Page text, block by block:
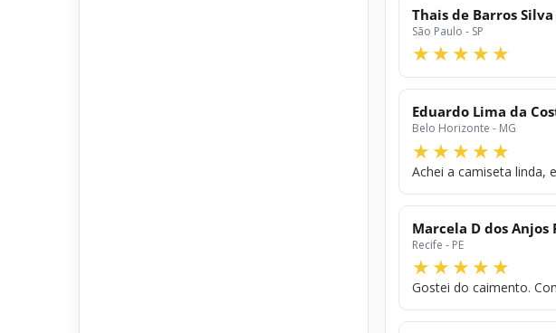
Thais de Barros Silva
São Paulo - SP
Eduardo Lima da
Belo Horizonte - MG
Achei a camiseta linda,
Marcela D dos Anjos
Recife - PE
Gostei do caimento.